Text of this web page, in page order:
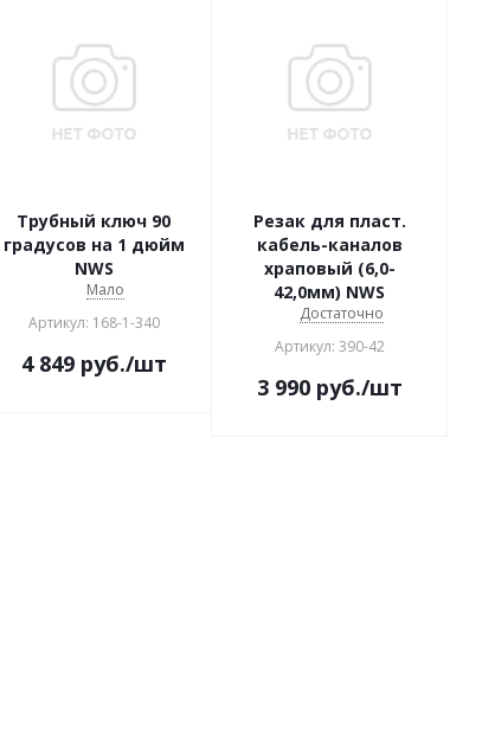
Трубный ключ 90
градусов на 1 дюйм
NWS
Мало
Артикул: 168-1-340
4 849руб./шт
Резак для пласт.
кабель-каналов
храповый (6,0-
42,0мм) NWS
Достаточно
Артикул: 390-42
3 990руб./шт